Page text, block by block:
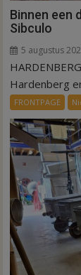
Binnen een
Sibculo
5 augustus
Hardenberg
FRONTPAGE